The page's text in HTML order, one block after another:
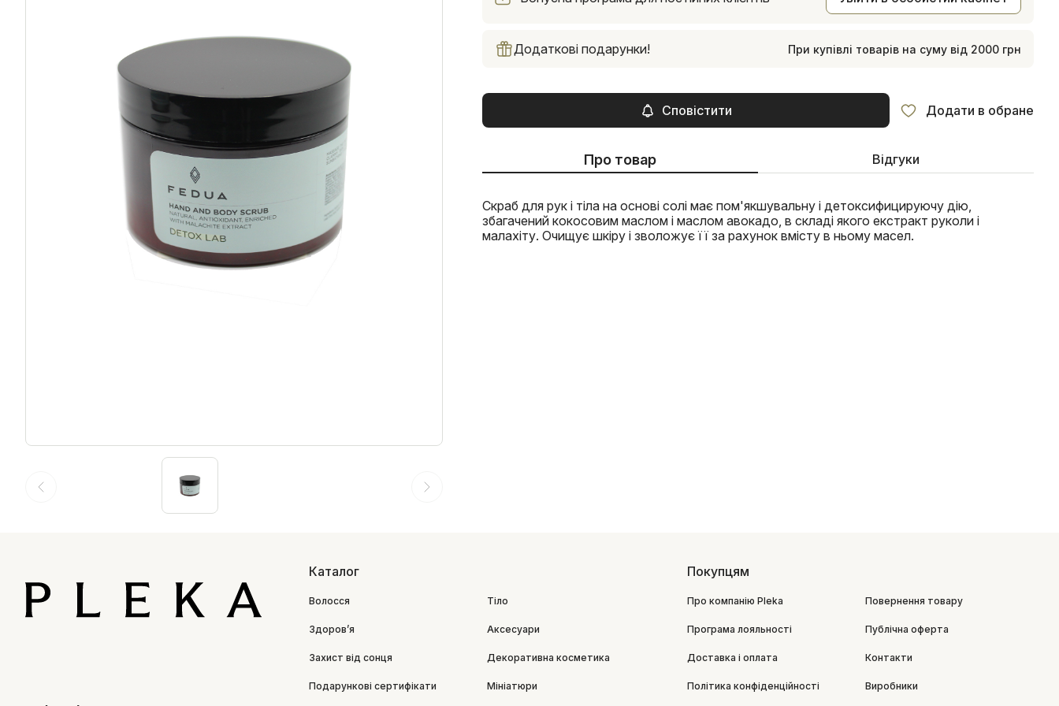
Додаткові подарунки! При купівлі товарів на суму від 2000 грн
Сповістити Додати в обране
Про товар Відгуки
Скраб для рук і тіла на основі солі має пом'якшувальну і детоксифицируючу дію,
збагачений кокосовим маслом і маслом авокадо, в складі якого екстракт руколи і
малахіту. Очищує шкіру і зволожує її за рахунок вмісту в ньому масел.
Каталог
Волосся Тіло
Здоровʼя Аксесуари
Захист від сонця Декоративна косметика
Подарункові сертифікати Мініатюри
Покупцям
Про компанію Pleka Повернення товару
Програма лояльності Публічна оферта
Доставка і оплата Контакти
Політика конфіденційності Виробники